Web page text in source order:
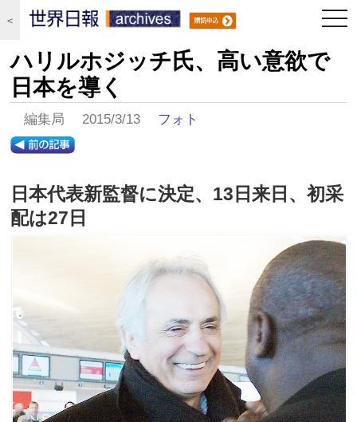
＜
ハリルホジッチ氏、高い意欲で
日本を導く
編集局 2015/3/13 フォト
日本代表新監督に決定、13日来日、初采
配は27日